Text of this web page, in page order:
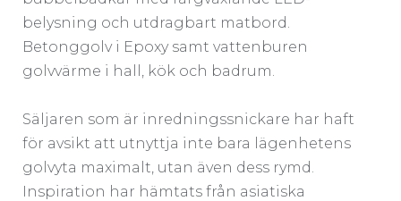
belysning och utdragbart matbord.
Betonggolv i Epoxy samt vattenburen
golvvärme i hall, kök och badrum.
Säljaren som är inredningssnickare har haft
för avsikt att utnyttja inte bara lägenhetens
golvyta maximalt, utan även dess rymd.
Inspiration har hämtats från asiatiska